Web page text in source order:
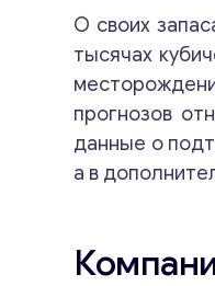
О своих
тысячах
прогнозов
данные о
а в